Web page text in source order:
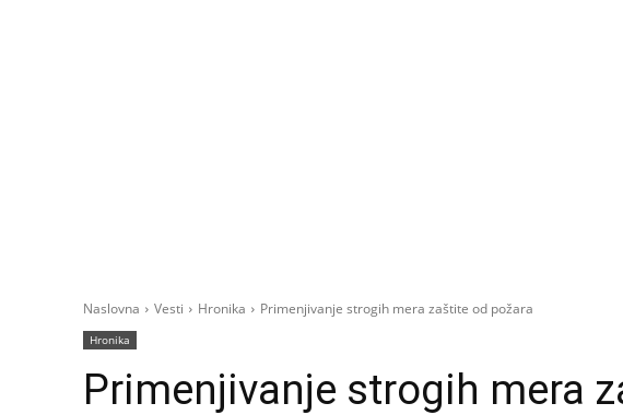
Naslovna Vesti Hronika Primenjivanje strogih mera zaštite od požara
Hronika
Primenjivanje strogih mera